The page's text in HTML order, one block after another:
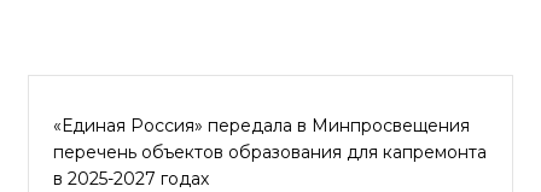
«Единая Россия» передала в Минпросвещения
перечень объектов образования для капремонта
в 2025-2027 годах